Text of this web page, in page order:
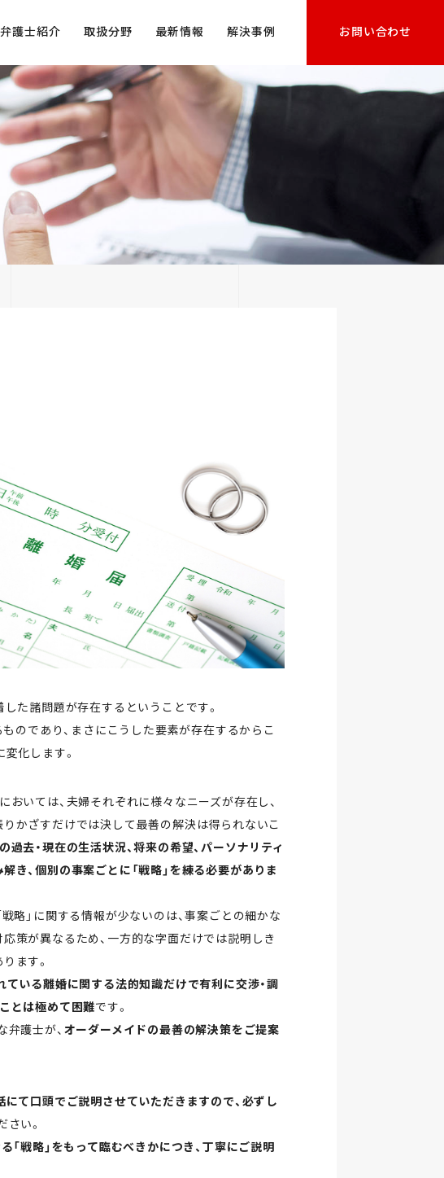
護士紹介 取扱分野 最新情報 解決事例 お問い合わせ
た諸問題が存在するということです。
のであり、まさにこうした要素が存在するからこ
化します。
おいては、夫婦それぞれに様々なニーズが存在し、
かざすだけでは決して最善の解決は得られないこ
過去・現在の生活状況、将来の希望、パーソナリティ
き、個別の事案ごとに「戦略」を練る必要がありま
略」に関する情報が少ないのは、事案ごとの細かな
策が異なるため、一方的な字面だけでは説明しき
ます。
ている離婚に関する法的知識だけで有利に交渉・調
とは極めて困難です。
護士が、 オーダーメイドの最善の解決策をご提案
にて口頭でご説明させていただきますので、必ずし
い。
「戦略」をもって臨むべきかにつき、丁寧にご説明